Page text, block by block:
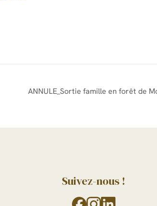
ANNULE_Sortie famille en forêt de
Suivez-nous !